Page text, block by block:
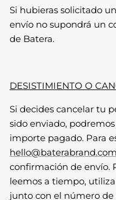
Si hubieras solicitado
envío no supondrá un
de Batera.
DESISTIMIENTO O
Si decides cancelar tu
sido enviado,
importe pagado. Para
hello@baterabrand.com
confirmación de envío.
leemos a tiempo, utiliza
junto con el número de